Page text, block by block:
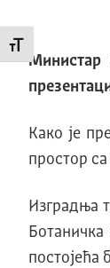
Промени
Министар
Како је
простор
Изградња
постојећа